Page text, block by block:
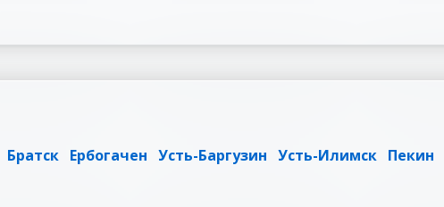
Братск Ербогачен Усть-Баргузин Усть-Илимск Пекин